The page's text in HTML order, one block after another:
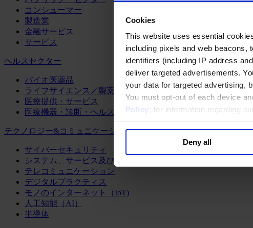
Cookies
This website uses essential
including pixels and web
identifiers (including IP address
deliver targeted advertisements.
your data for targeted advertising,
You must opt-out of each device
Policy; for information regarding
Deny all
コンシューマー
製造業
金融サービス
サービス
ヘルスセクター
バイオ医薬品
ライフサイエンス／製薬
医療提供・サービス
医療機器・診断・ヘルスケアテクノロジー
テクノロジー&コミュニケーション
サイバーセキュリティ
システム、サービス及びソフトウェア
テレコミュニケーション
デジタルプラクティス
モノのインターネット（IoT)
人工知能（AI）
半導体